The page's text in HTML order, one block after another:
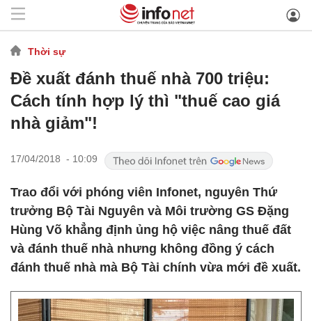
Thời sự
Đề xuất đánh thuế nhà 700 triệu:
Cách tính hợp lý thì "thuế cao giá
nhà giảm"!
17/04/2018 - 10:09
Trao đổi với phóng viên Infonet, nguyên Thứ
trưởng Bộ Tài Nguyên và Môi trường GS Đặng
Hùng Võ khẳng định ủng hộ việc nâng thuế đất
và đánh thuế nhà nhưng không đồng ý cách
đánh thuế nhà mà Bộ Tài chính vừa mới đề xuất.